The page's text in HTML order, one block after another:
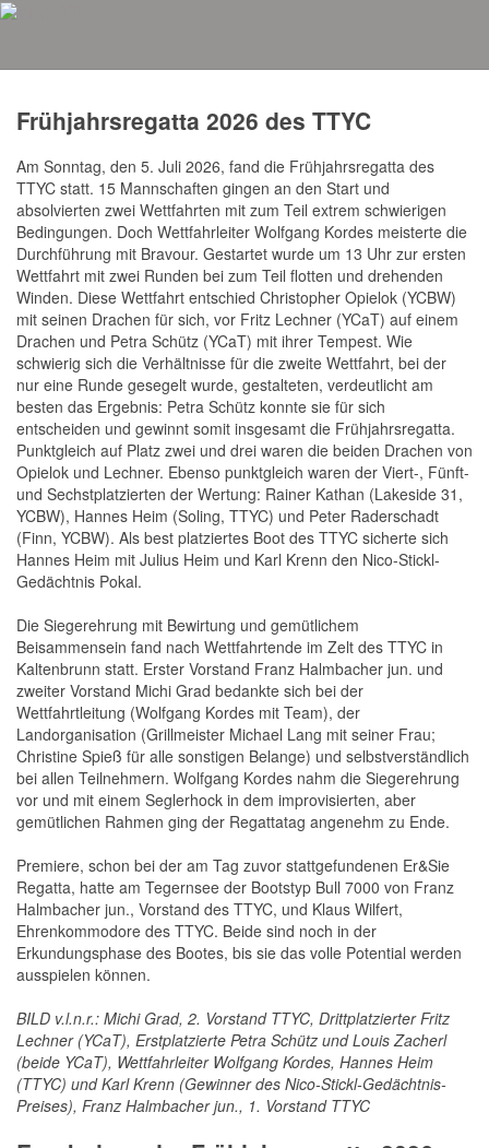
Frühjahrsregatta 2026 des TTYC
Am Sonntag, den 5. Juli 2026, fand die Frühjahrsregatta des
TTYC statt. 15 Mannschaften gingen an den Start und
absolvierten zwei Wettfahrten mit zum Teil extrem schwierigen
Bedingungen. Doch Wettfahrleiter Wolfgang Kordes meisterte die
Durchführung mit Bravour. Gestartet wurde um 13 Uhr zur ersten
Wettfahrt mit zwei Runden bei zum Teil flotten und drehenden
Winden. Diese Wettfahrt entschied Christopher Opielok (YCBW)
mit seinen Drachen für sich, vor Fritz Lechner (YCaT) auf einem
Drachen und Petra Schütz (YCaT) mit ihrer Tempest. Wie
schwierig sich die Verhältnisse für die zweite Wettfahrt, bei der
nur eine Runde gesegelt wurde, gestalteten, verdeutlicht am
besten das Ergebnis: Petra Schütz konnte sie für sich
entscheiden und gewinnt somit insgesamt die Frühjahrsregatta.
Punktgleich auf Platz zwei und drei waren die beiden Drachen von
Opielok und Lechner. Ebenso punktgleich waren der Viert-, Fünft-
und Sechstplatzierten der Wertung: Rainer Kathan (Lakeside 31,
YCBW), Hannes Heim (Soling, TTYC) und Peter Raderschadt
(Finn, YCBW). Als best platziertes Boot des TTYC sicherte sich
Hannes Heim mit Julius Heim und Karl Krenn den Nico-Stickl-
Gedächtnis Pokal.
Die Siegerehrung mit Bewirtung und gemütlichem
Beisammensein fand nach Wettfahrtende im Zelt des TTYC in
Kaltenbrunn statt. Erster Vorstand Franz Halmbacher jun. und
zweiter Vorstand Michi Grad bedankte sich bei der
Wettfahrtleitung (Wolfgang Kordes mit Team), der
Landorganisation (Grillmeister Michael Lang mit seiner Frau;
Christine Spieß für alle sonstigen Belange) und selbstverständlich
bei allen Teilnehmern. Wolfgang Kordes nahm die Siegerehrung
vor und mit einem Seglerhock in dem improvisierten, aber
gemütlichen Rahmen ging der Regattatag angenehm zu Ende.
Premiere, schon bei der am Tag zuvor stattgefundenen Er&Sie
Regatta, hatte am Tegernsee der Bootstyp Bull 7000 von Franz
Halmbacher jun., Vorstand des TTYC, und Klaus Wilfert,
Ehrenkommodore des TTYC. Beide sind noch in der
Erkundungsphase des Bootes, bis sie das volle Potential werden
ausspielen können.
BILD v.l.n.r.: Michi Grad, 2. Vorstand TTYC, Drittplatzierter Fritz
Lechner (YCaT), Erstplatzierte Petra Schütz und Louis Zacherl
(beide YCaT), Wettfahrleiter Wolfgang Kordes, Hannes Heim
(TTYC) und Karl Krenn (Gewinner des Nico-Stickl-Gedächtnis-
Preises), Franz Halmbacher jun., 1. Vorstand TTYC